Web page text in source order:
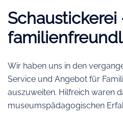
Schaustickerei
Wir haben uns in den
Service und Angebot für
auszuweiten. Hilfreich waren
museumspädagogischen